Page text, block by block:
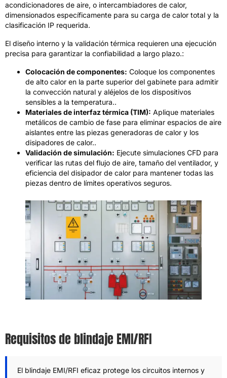
acondicionadores de aire, o intercambiadores de calor,
dimensionados específicamente para su carga de calor total y la
clasificación IP requerida.
El diseño interno y la validación térmica requieren una ejecución
precisa para garantizar la confiabilidad a largo plazo.:
Colocación de componentes: Coloque los componentes
de alto calor en la parte superior del gabinete para admitir
la convección natural y aléjelos de los dispositivos
sensibles a la temperatura..
Materiales de interfaz térmica (TIM): Aplique materiales
metálicos de cambio de fase para eliminar espacios de aire
aislantes entre las piezas generadoras de calor y los
disipadores de calor..
Validación de simulación: Ejecute simulaciones CFD para
verificar las rutas del flujo de aire, tamaño del ventilador, y
eficiencia del disipador de calor para mantener todas las
piezas dentro de límites operativos seguros.
Requisitos de blindaje EMI/RFI
El blindaje EMI/RFI eficaz protege los circuitos internos y